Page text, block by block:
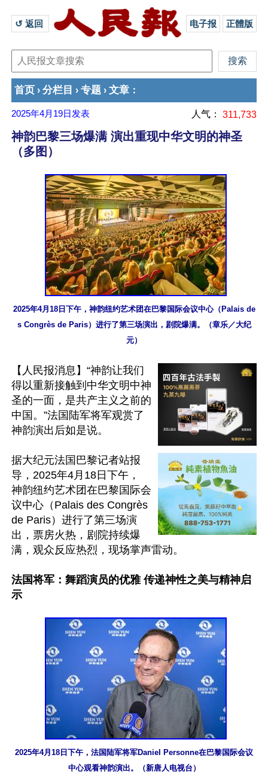
↺ 返回 电子报 正體版
首页 › 分栏目 › 专题 › 文章 ：
2025年4月19日 发表 人气： 311,733
神韵巴黎三场爆满 演出重现中华文明的神圣
（多图）
2025年4月18日下午，神韵纽约艺术团在巴黎国际会议中心（Palais de
s Congrès de Paris）进行了第三场演出，剧院爆满。（章乐／大纪
元）
【人民报消息】“神韵让我们
得以重新接触到中华文明中神
圣的一面，是共产主义之前的
中国。”法国陆军将军观赏了
神韵演出后如是说。
据大纪元法国巴黎记者站报
导，2025年4月18日下午，
神韵纽约艺术团在巴黎国际会
议中心（Palais des Congrès
de Paris）进行了第三场演
出，票房火热，剧院持续爆
满，观众反应热烈，现场掌声雷动。
法国将军：舞蹈演员的优雅 传递神性之美与精神启
示
2025年4月18日下午，法国陆军将军Daniel Personne在巴黎国际会议
中心观看神韵演出。（新唐人电视台）